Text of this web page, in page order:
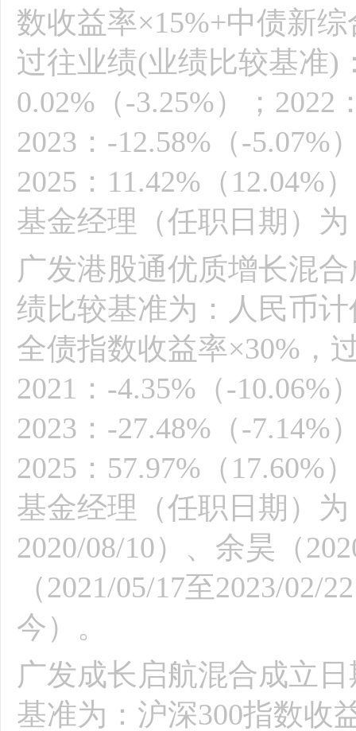
数收益率×15%+中债新
过往业绩(业绩比较基准)
0.02%（-3.25%）；2022
2023：-12.58%（-5.07%
2025：11.42%（12.04%
基金经理（任职日期）
广发港股通优质增长混
绩比较基准为：人民币
全债指数收益率×30%，
2021：-4.35%（-10.06%
2023：-27.48%（-7.14%
2025：57.97%（17.60%
基金经理（任职日期）
2020/08/10）、余昊（
（2021/05/17至2023/02/
今）。
广发成长启航混合成立
基准为：沪深300指数收